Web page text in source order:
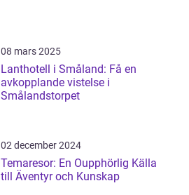
08 mars 2025
Lanthotell i Småland: Få en
avkopplande vistelse i
Smålandstorpet
02 december 2024
Temaresor: En Oupphörlig Källa
till Äventyr och Kunskap